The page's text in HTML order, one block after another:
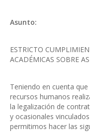
Asunto:
ESTRICTO
ACADÉMICAS SOBRE
Teniendo en cuenta
recursos humanos
la legalización de
y ocasionales
permitimos hacer las